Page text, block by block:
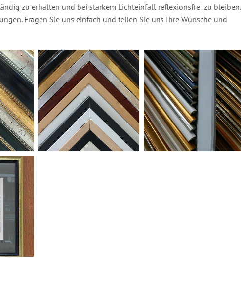
zu erhalten und bei starkem Lichteinfall reflexionsfrei zu bleiben.
Fragen Sie uns einfach und teilen Sie uns Ihre Wünsche und